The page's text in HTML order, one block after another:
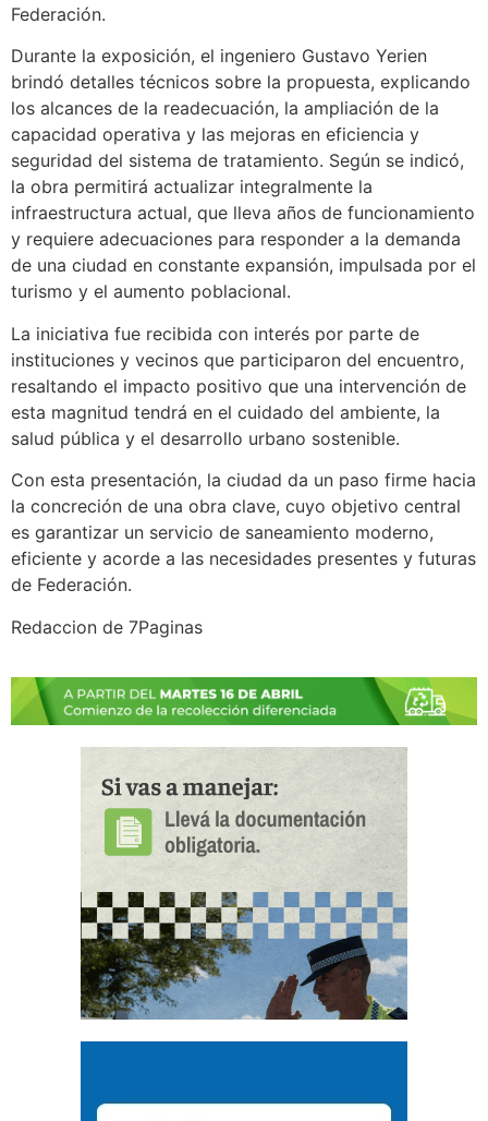
Federación.
Durante la exposición, el ingeniero Gustavo Yerien
brindó detalles técnicos sobre la propuesta, explicando
los alcances de la readecuación, la ampliación de la
capacidad operativa y las mejoras en eficiencia y
seguridad del sistema de tratamiento. Según se indicó,
la obra permitirá actualizar integralmente la
infraestructura actual, que lleva años de funcionamiento
y requiere adecuaciones para responder a la demanda
de una ciudad en constante expansión, impulsada por el
turismo y el aumento poblacional.
La iniciativa fue recibida con interés por parte de
instituciones y vecinos que participaron del encuentro,
resaltando el impacto positivo que una intervención de
esta magnitud tendrá en el cuidado del ambiente, la
salud pública y el desarrollo urbano sostenible.
Con esta presentación, la ciudad da un paso firme hacia
la concreción de una obra clave, cuyo objetivo central
es garantizar un servicio de saneamiento moderno,
eficiente y acorde a las necesidades presentes y futuras
de Federación.
Redaccion de 7Paginas